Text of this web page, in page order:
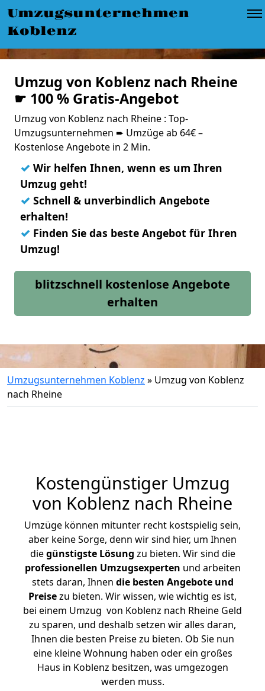
Umzugsunternehmen
Koblenz
Umzug von Koblenz nach Rheine
☛ 100 % Gratis-Angebot
Umzug von Koblenz nach Rheine : Top-
Umzugsunternehmen ➨ Umzüge ab 64€ –
Kostenlose Angebote in 2 Min.
✓ Wir helfen Ihnen, wenn es um Ihren
Umzug geht!
✓ Schnell & unverbindlich Angebote
erhalten!
✓ Finden Sie das beste Angebot für Ihren
Umzug!
blitzschnell kostenlose Angebote
erhalten
Umzugsunternehmen Koblenz » Umzug von Koblenz
nach Rheine
Kostengünstiger Umzug
von Koblenz nach Rheine
Umzüge können mitunter recht kostspielig sein,
aber keine Sorge, denn wir sind hier, um Ihnen
diegünstigste Lösung zu bieten. Wir sind die
professionellen Umzugsexperten und arbeiten
stets daran, Ihnen die besten Angebote und
Preisezu bieten. Wir wissen, wie wichtig es ist,
bei einem Umzug von Koblenz nach Rheine Geld
zu sparen, und deshalb setzen wir alles daran,
Ihnen die besten Preise zu bieten. Ob Sie nun
eine kleine Wohnung haben oder ein großes
Haus in Koblenz besitzen, was umgezogen
werden muss.